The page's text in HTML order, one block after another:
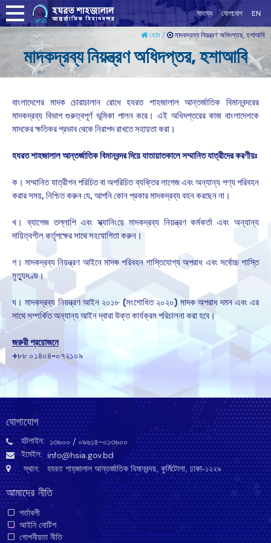
সাহায্য যোগাযোগ EN
হোম / মাদকদ্রব্য নিয়ন্ত্রণ অধিদপ্তর, হশাআবি
মাদকদ্রব্য নিয়ন্ত্রণ অধিদপ্তর, হশাআবি
বাংলাদেশের মাদক চোরাচালান রোধে হযরত শাহজালাল আন্তর্জাতিক বিমানবন্দরের
মাদকদ্রব্য বিভাগ গুরুত্বপূর্ণ ভূমিকা পালন করে। এই অধিদপ্তরের কাজ বাংলাদেশকে
মাদকের ক্ষতিকর প্রভাব থেকে নিরাপদ রাখতে সহায়তা করা।
হযরত শাহজালাল আন্তর্জাতিক বিমানবন্দর দিয়ে যাতায়াতকালেসম্মানিত যাত্রীদের করণীয়ঃ
ক। সম্মানিত যাত্রীগন পরিচিত বা অপরিচিত ব্যক্তির লাগেজ এবং অন্যান্য পণ্য পরিবহন
করার সময়, নিশ্চিত করুন যে, আপনি কোন প্রকার মাদকদ্রব্য বহন করছেন না।
খ। ব্যাগেজ তল্লাশি এবং স্ক্যানিংয়ে মাদকদ্রব্য নিয়ন্ত্রণ কর্মকর্তা এবং অন্যান্য
দায়িত্বশীল কর্তৃপক্ষের সাথে সহযোগিতা করুন।
গ। মাদকদ্রব্য নিয়ন্ত্রণ আইনে মাদক পরিবহন শাস্তিযোগ্য অপরাধ এবং সর্বোচ্চ শাস্তি
মৃত্যুদণ্ড।
ঘ। মাদকদ্রব্য নিয়ন্ত্রণ আইন ২০১৮ (সংশোধিত ২০২০) মাদক অপরাধ দমন এবং এর
সাথে সম্পর্কিত অন্যান্য আইন দ্বারা উক্ত কার্যক্রম পরিচালনা করা হবে।
জরুরী প্রয়োজনে
+৮৮ ০১৪০৪-০৭২১০৯
যোগাযোগ
হটলাইন:১৩৬০০ / ০৯৬১৪-০১৩৬০০
ইমেইল:info@hsia.gov.bd
স্থান: হযরত শাহ্‌জালাল আন্তর্জাতিক বিমানবন্দর, কুর্মিটোলা, ঢাকা-১২২৯
আমাদের নীতি
শর্তাবলী
আইনি নোটিশ
গোপনীয়তা নীতি